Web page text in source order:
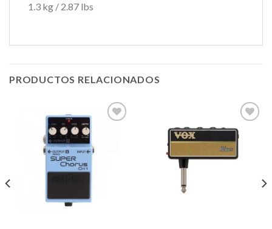
1.3 kg / 2.87 lbs
PRODUCTOS RELACIONADOS